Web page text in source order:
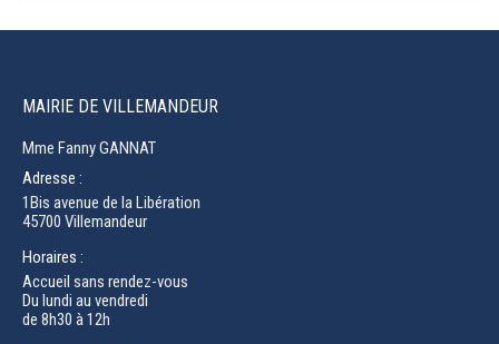
MAIRIE DE VILLEMANDEUR
Mme Fanny GANNAT
Adresse :
1Bis avenue de la Libération
45700 Villemandeur
Horaires :
Accueil sans rendez-vous
Du lundi au vendredi
de 8h30 à 12h